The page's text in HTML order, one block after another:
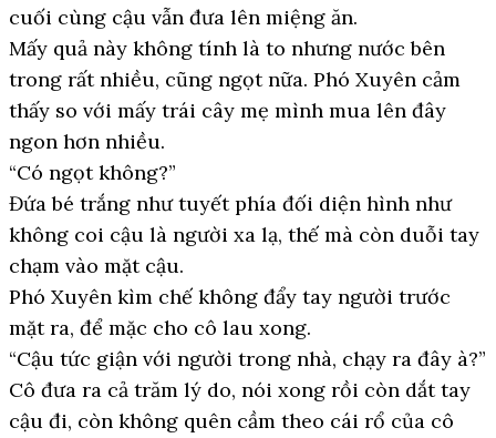
cuối cùng cậu vẫn đưa lên miệng ăn.
Mấy quả này không tính là to nhưng nước bên
trong rất nhiều, cũng ngọt nữa. Phó Xuyên cảm
thấy so với mấy trái cây mẹ mình mua lên đây
ngon hơn nhiều.
“Có ngọt không?”
Đứa bé trắng như tuyết phía đối diện hình như
không coi cậu là người xa lạ, thế mà còn duỗi tay
chạm vào mặt cậu.
Phó Xuyên kìm chế không đẩy tay người trước
mặt ra, để mặc cho cô lau xong.
“Cậu tức giận với người trong nhà, chạy ra đây à?”
Cô đưa ra cả trăm lý do, nói xong rồi còn dắt tay
cậu đi, còn không quên cầm theo cái rổ của cô